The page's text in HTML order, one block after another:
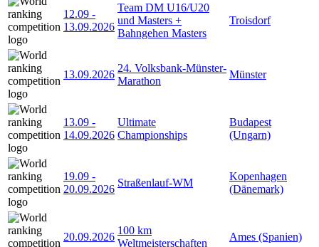
12.09 -
13.09.2026
Team DM U16/U20
und Masters +
Bahngehen Masters
Troisdorf
13.09.2026
24. Volksbank-Münster-
Marathon
Münster
13.09 -
14.09.2026
Ultimate
Championships
Budapest
(Ungarn)
19.09 -
20.09.2026
Straßenlauf-WM
Kopenhagen
(Dänemark)
20.09.2026
100 km
Weltmeisterschaften
Ames (Spanien)